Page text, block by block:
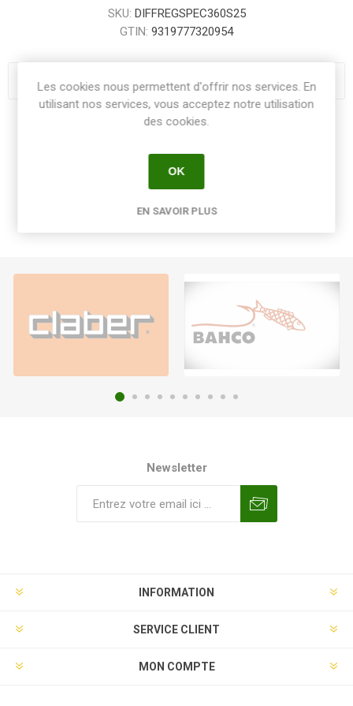
SKU: DIFFREGSPEC360S25
GTIN: 9319777320954
Share:
Newsletter
INFORMATION
SERVICE CLIENT
MON COMPTE
Les cookies nous permettent d'offrir nos services. En
utilisant nos services, vous acceptez notre utilisation
des cookies.
OK
EN SAVOIR PLUS